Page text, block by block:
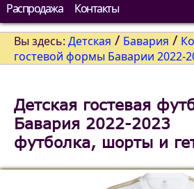
Распродажа
Контакты
Вы здесь: Детская / Бавария /
гостевой формы Баварии 2022-
Детская гостевая
Бавария 2022-2023
футболка, шорты и